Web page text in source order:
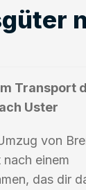
Transport
Uster
von
einem
das dir